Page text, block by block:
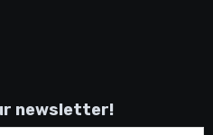
newsletter!